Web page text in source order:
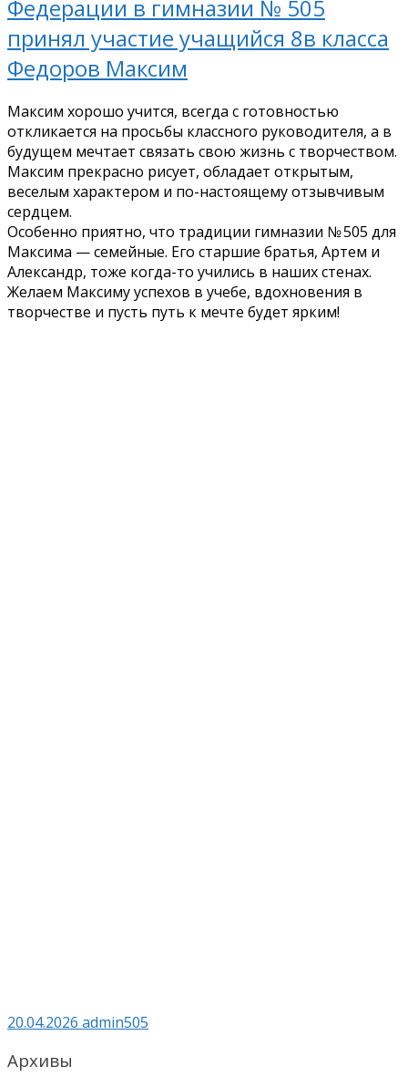
Федерации в гимназии № 505
принял участие учащийся 8в класса
Федоров Максим
Максим хорошо учится, всегда с готовностью
откликается на просьбы классного руководителя, а в
будущем мечтает связать свою жизнь с творчеством.
Максим прекрасно рисует, обладает открытым,
веселым характером и по-настоящему отзывчивым
сердцем.
Особенно приятно, что традиции гимназии № 505 для
Максима — семейные. Его старшие братья, Артем и
Александр, тоже когда-то учились в наших стенах.
Желаем Максиму успехов в учебе, вдохновения в
творчестве и пусть путь к мечте будет ярким!
20.04.2026 admin505
Архивы